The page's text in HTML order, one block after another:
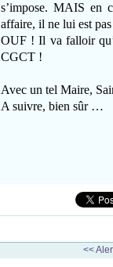
s’impose. MAIS en
affaire, il ne lui est
OUF ! Il va falloir
CGCT !
Avec un tel Maire,
A suivre, bien sûr …
<<